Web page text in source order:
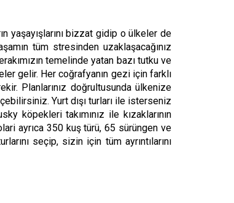
yaşayışlarını bizzat gidip o ülkeler de
tüm stresinden uzaklaşacağınız
temelinde yatan bazı tutku ve
gelir. Her coğrafyanın gezi için farklı
Planlarınız doğrultusunda ülkenize
Yurt dışı turları ile isterseniz
köpekleri takımınız ile kızaklarının
ayrıca 350 kuş türü, 65 sürüngen ve
seçip, sizin için tüm ayrıntılarını